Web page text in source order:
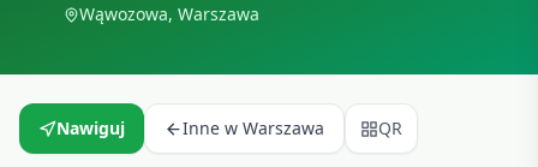
Wąwozowa, Warszawa
Nawiguj Inne w Warszawa QR